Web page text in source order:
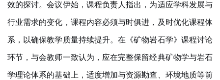
效的探讨。会议伊始，课程负责人指出，为适应学科发展与
行业需求的变化，课程内容必须与时俱进，及时优化课程体
系，以确保教学质量持续提升。在《矿物岩石学》课程讨论
环节，与会教师一致认为，应在完整保留经典矿物学与岩石
学理论体系的基础上，适度增加与资源勘查、环境地质等前